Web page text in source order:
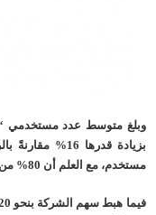
مستخدم، مع العلم أن 80% من مستخدمي الشبكة النشطين شهريًا يستخدمون تويتر عبر الأجهزة المحمولة.